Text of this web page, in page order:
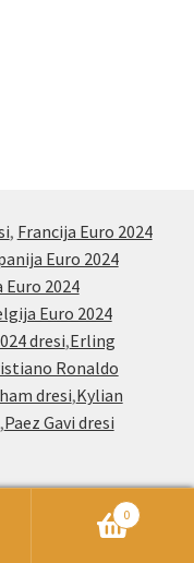
, Francija Euro 2024
Euro 2024
Euro 2024
Euro 2024
dresi,Erling
Ronaldo
dresi,Kylian
,Paez Gavi dresi
od leta 2000
0